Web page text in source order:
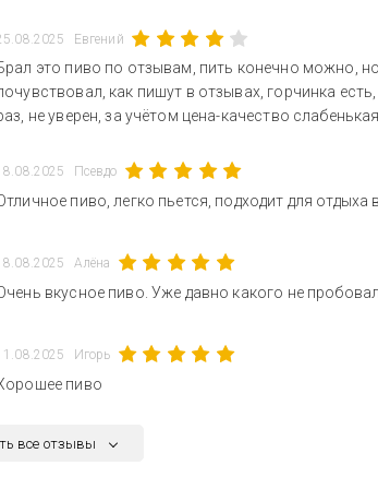
Евгений
это пиво по отзывам, пить конечно можно,
как пишут в отзывах, горчинка
не уверен, за учётом цена-качество
Псевдо
пиво, легко пьется, подходит для отдыха
Алёна
вкусное пиво. Уже давно какого не
Игорь
пиво
все отзывы